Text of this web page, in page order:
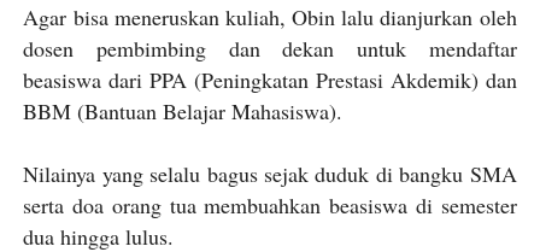
Agar bisa meneruskan kuliah, Obin lalu dianjurkan oleh
dosen pembimbing dan dekan untuk mendaftar
beasiswa dari PPA (Peningkatan Prestasi Akdemik) dan
BBM (Bantuan Belajar Mahasiswa).
Nilainya yang selalu bagus sejak duduk di bangku SMA
serta doa orang tua membuahkan beasiswa di semester
dua hingga lulus.